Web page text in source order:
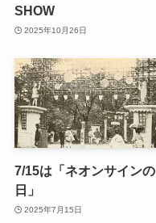
SHOW
2025年10月26日
7/15は「ネオンサインの
日」
2025年7月15日